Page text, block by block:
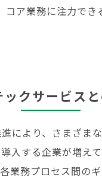
コア業務に注力でき
ックサービス
により、さまざま
入する企業が増えて
業務プロセス間の